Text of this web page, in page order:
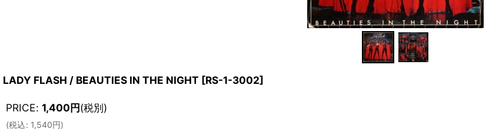
LADY FLASH / BEAUTIES IN THE NIGHT [RS-1-3002]
PRICE: 1,400円(税別)
(税込: 1,540円)